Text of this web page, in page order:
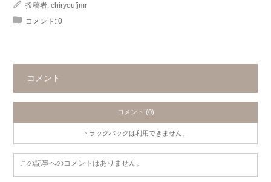
投稿者: chiryoufjmr
コメント: 0
コメント
コメント (0)
トラックバックは利用できません。
この記事へのコメントはありません。